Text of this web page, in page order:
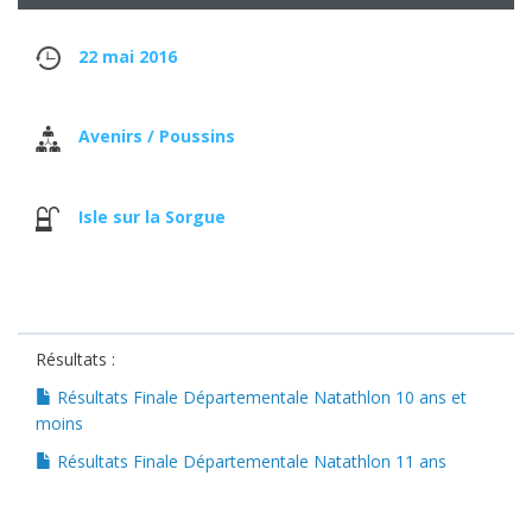
22 mai 2016
Avenirs / Poussins
Isle sur la Sorgue
Résultats :
Résultats Finale Départementale Natathlon 10 ans et
moins
Résultats Finale Départementale Natathlon 11 ans